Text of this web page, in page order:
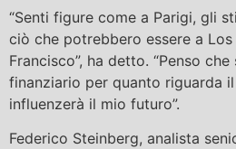
“Senti figure come a Parigi, gli
ciò che potrebbero essere a Los
Francisco”, ha detto. “Penso
finanziario per quanto riguarda
influenzerà il mio futuro”.
Federico Steinberg, analista